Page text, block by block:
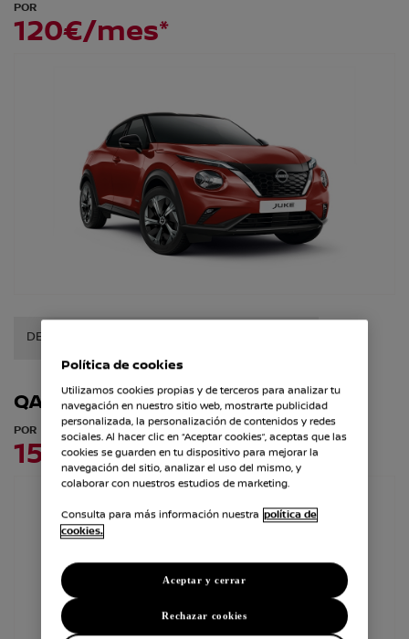
POR
120€/mes*
DESCUBRE ESTA OFERTA
QASHQAI
POR
150€/mes*
Política de cookies
Utilizamos cookies propias y de terceros para analizar tu
navegación en nuestro sitio web, mostrarte publicidad
personalizada, la personalización de contenidos y redes
sociales. Al hacer clic en “Aceptar cookies”, aceptas que las
cookies se guarden en tu dispositivo para mejorar la
navegación del sitio, analizar el uso del mismo, y
colaborar con nuestros estudios de marketing.
Consulta para más información nuestra política de
cookies.
Rechazar cookies
Aceptar y cerrar